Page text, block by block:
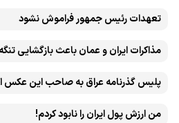
تعهدات رئیس جمهور فراموش نشود
مذاکرات ایران و عمان باعث بازگشایی
پلیس گذرنامه عراق به صاحب این عکس
من ارزش پول ایران را نابود کردم!